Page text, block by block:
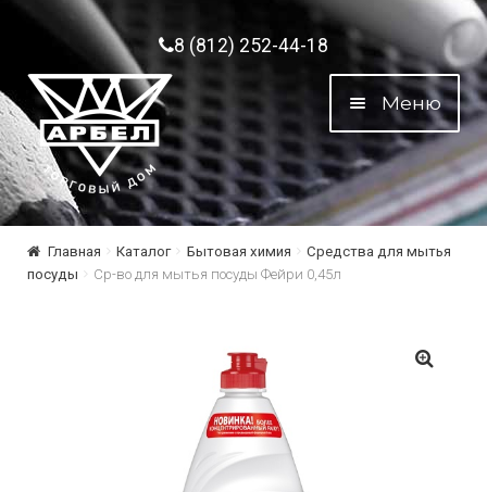
Перейти к навигации
Перейти к содержимому8 (812) 252-44-18
Меню
Главная Каталог Бытовая химия
Средства для мытья
посуды
Ср-во для мытья посуды Фейри 0,45л